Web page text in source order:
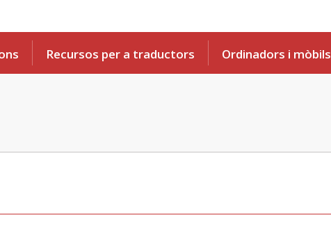
Recursos per a traductors Ordinadors i mòbils